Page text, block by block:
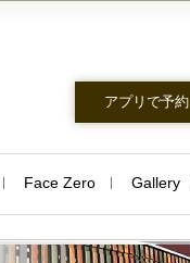
アプリで予約
Face Zero Gallery